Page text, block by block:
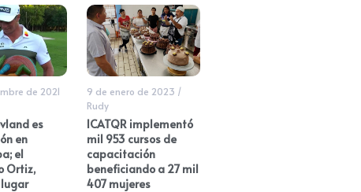
de 2021
es
en
el
Ortiz,
9 de enero de 2023 /
Rudy
ICATQR implementó
mil 953 cursos de
capacitación
beneficiando a 27 mil
407 mujeres